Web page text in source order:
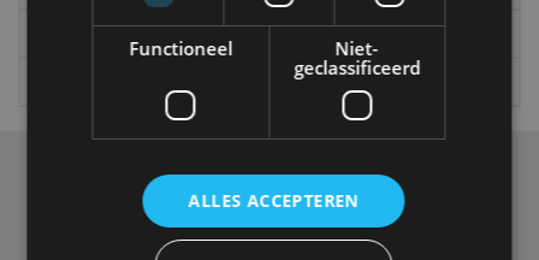
Gadgets
Tech
Games
Op AutoRAI.nl vind je alles waar het hart van een
autoliefhebber sneller van gaat kloppen. In beeld én geluid,
van stadsauto tot supercar.
levert je het laatste
Functioneel
Niet-
geclassificeerd
ALLES ACCEPTEREN